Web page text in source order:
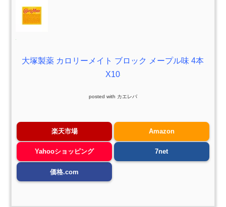
大塚製薬 カロリーメイト ブロック メープル味 4本
X10
posted with カエレバ
楽天市場 Amazon
Yahooショッピング 7net
価格.com